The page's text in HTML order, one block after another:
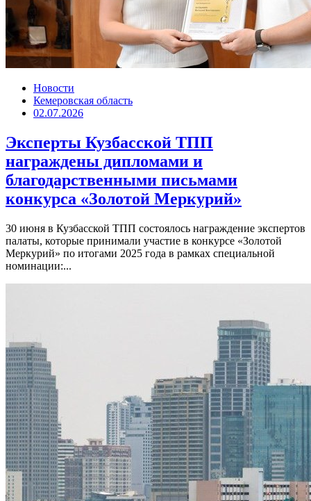
Новости
Кемеровская область
02.07.2026
Эксперты Кузбасской ТПП
награждены дипломами и
благодарственными письмами
конкурса «Золотой Меркурий»
30 июня в Кузбасской ТПП состоялось награждение экспертов
палаты, которые принимали участие в конкурсе «Золотой
Меркурий» по итогами 2025 года в рамках специальной
номинации:...